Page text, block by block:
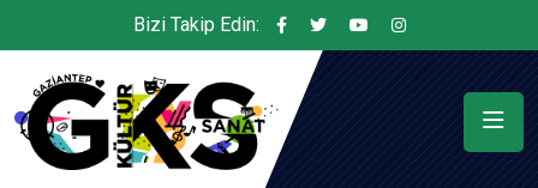
Bizi Takip Edin: